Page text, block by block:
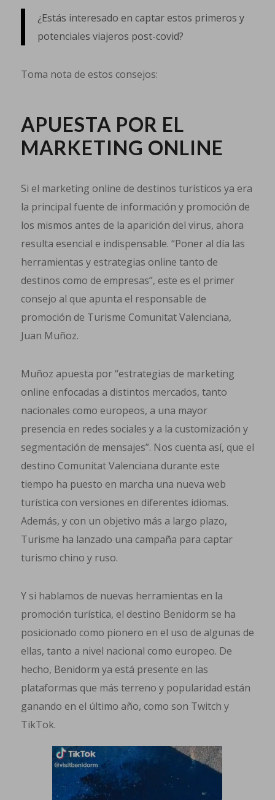
¿Estás interesado en captar estos primeros y
potenciales viajeros post-covid?
Toma nota de estos consejos:
APUESTA POR EL
MARKETING ONLINE
Si el marketing online de destinos turísticos ya era
la principal fuente de información y promoción de
los mismos antes de la aparición del virus, ahora
resulta esencial e indispensable. “Poner al día las
herramientas y estrategias online tanto de
destinos como de empresas”, este es el primer
consejo al que apunta el responsable de
promoción de Turisme Comunitat Valenciana,
Juan Muñoz.
Muñoz apuesta por “estrategias de marketing
online enfocadas a distintos mercados, tanto
nacionales como europeos, a una mayor
presencia en redes sociales y a la customización y
segmentación de mensajes”. Nos cuenta así, que el
destino Comunitat Valenciana durante este
tiempo ha puesto en marcha una nueva web
turística con versiones en diferentes idiomas.
Además, y con un objetivo más a largo plazo,
Turisme ha lanzado una campaña para captar
turismo chino y ruso.
Y si hablamos de nuevas herramientas en la
promoción turística, el destino Benidorm se ha
posicionado como pionero en el uso de algunas de
ellas, tanto a nivel nacional como europeo. De
hecho, Benidorm ya está presente en las
plataformas que más terreno y popularidad están
ganando en el último año, como son Twitch y
TikTok.